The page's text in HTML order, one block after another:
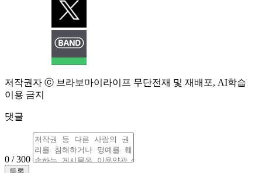
저작권자 ⓒ 브라보마이라이프 무단전재 및 재배포, AI학습
이용 금지
댓글
0 / 300